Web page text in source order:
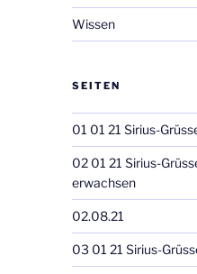
Wissen
SEITEN
01 01 21 Sirius-
02 01 21 Sirius-
erwachsen
02.08.21
03 01 21 Sirius-